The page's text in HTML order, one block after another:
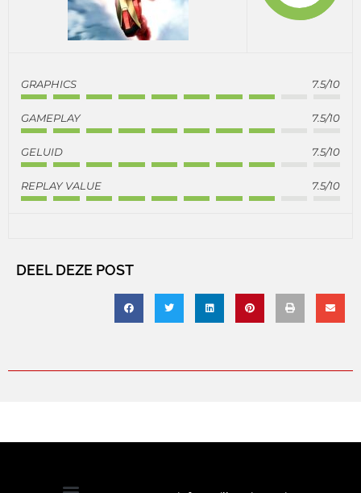
GRAPHICS 7.5/10
GAMEPLAY 7.5/10
GELUID 7.5/10
REPLAY VALUE 7.5/10
DEEL DEZE POST